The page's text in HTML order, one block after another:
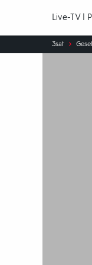
Live-TV |
Sie
sind
3sat